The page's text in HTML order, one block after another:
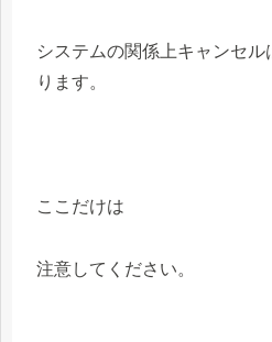
システムの関係上キャンセ
ります。
ここだけは
注意してください。